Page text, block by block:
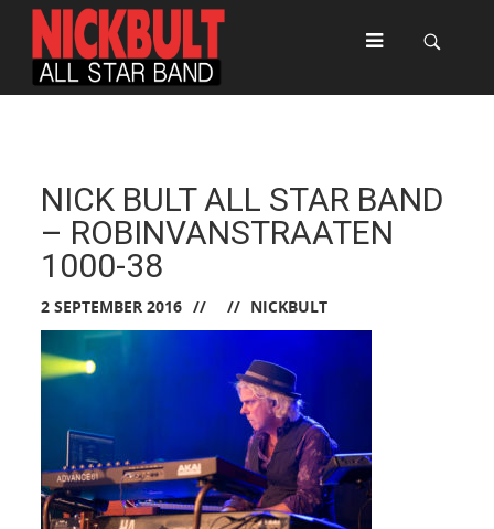
NICK BULT ALL STAR BAND
– ROBINVANSTRAATEN
1000-38
2 SEPTEMBER 2016 NICKBULT